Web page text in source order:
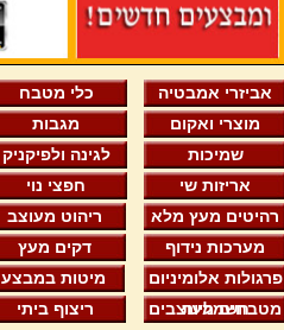
אביזרי אמבטיה כלי מטבח
מוצרי ואקום
מגבות
שמיכות
לגינה ולפיקניק
אריזות שי
חפצי נוי
רהיטים מעץ מלא ריהוט מעוצב
מערכות נידוף
דקים מעץ
פרגולות אלומיניום
חשמליות
מיטות במבצע
מטבחים מעוצבים
ריצוף ביתי